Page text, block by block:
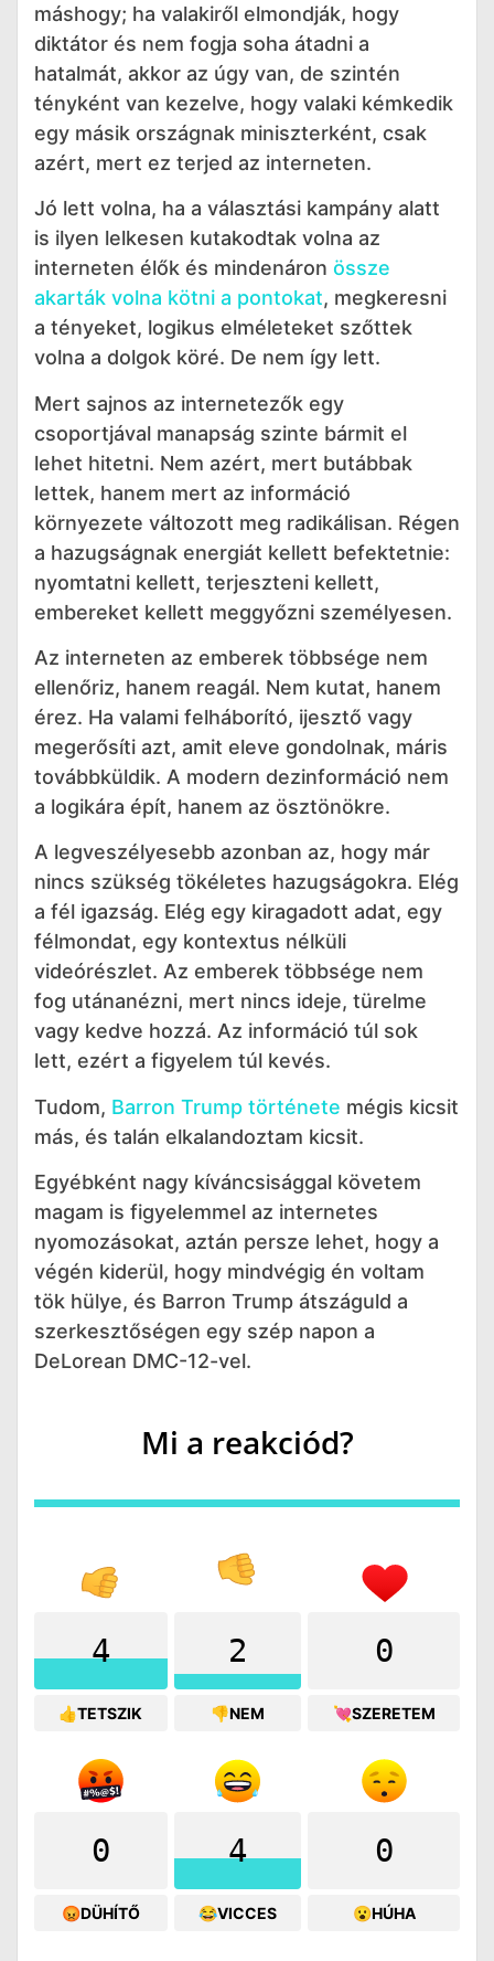
máshogy; ha valakiről elmondják, hogy
diktátor és nem fogja soha átadni a
hatalmát, akkor az úgy van, de szintén
tényként van kezelve, hogy valaki kémkedik
egy másik országnak miniszterként, csak
azért, mert ez terjed az interneten.
Jó lett volna, ha a választási kampány alatt
is ilyen lelkesen kutakodtak volna az
interneten élők és mindenáron össze
akarták volna kötni a pontokat, megkeresni
a tényeket, logikus elméleteket szőttek
volna a dolgok köré. De nem így lett.
Mert sajnos az internetezők egy
csoportjával manapság szinte bármit el
lehet hitetni. Nem azért, mert butábbak
lettek, hanem mert az információ
környezete változott meg radikálisan. Régen
a hazugságnak energiát kellett befektetnie:
nyomtatni kellett, terjeszteni kellett,
embereket kellett meggyőzni személyesen.
Az interneten az emberek többsége nem
ellenőriz, hanem reagál. Nem kutat, hanem
érez. Ha valami felháborító, ijesztő vagy
megerősíti azt, amit eleve gondolnak, máris
továbbküldik. A modern dezinformáció nem
a logikára épít, hanem az ösztönökre.
A legveszélyesebb azonban az, hogy már
nincs szükség tökéletes hazugságokra. Elég
a fél igazság. Elég egy kiragadott adat, egy
félmondat, egy kontextus nélküli
videórészlet. Az emberek többsége nem
fog utánanézni, mert nincs ideje, türelme
vagy kedve hozzá. Az információ túl sok
lett, ezért a figyelem túl kevés.
Tudom, Barron Trump története mégis kicsit
más, és talán elkalandoztam kicsit.
Egyébként nagy kíváncsisággal követem
magam is figyelemmel az internetes
nyomozásokat, aztán persze lehet, hogy a
végén kiderül, hogy mindvégig én voltam
tök hülye, és Barron Trump átszáguld a
szerkesztőségen egy szép napon a
DeLorean DMC-12-vel.
Mi a reakciód?
4
👍TETSZIK
2
👎NEM
0
💘SZERETEM
0
😡DÜHÍTŐ
4
😂VICCES
0
😮HÚHA